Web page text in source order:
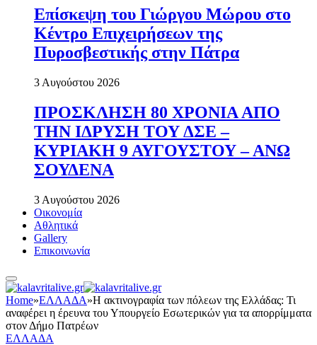
Επίσκεψη του Γιώργου Μώρου στο
Κέντρο Επιχειρήσεων της
Πυροσβεστικής στην Πάτρα
3 Αυγούστου 2026
ΠΡΟΣΚΛΗΣΗ 80 ΧΡΟΝΙΑ ΑΠΟ
ΤΗΝ ΙΔΡΥΣΗ ΤΟΥ ΔΣΕ –
ΚΥΡΙΑΚΗ 9 ΑΥΓΟΥΣΤΟΥ – ΑΝΩ
ΣΟΥΔΕΝΑ
3 Αυγούστου 2026
Οικονομία
Αθλητικά
Gallery
Επικοινωνία
Home»ΕΛΛΑΔΑ»Η ακτινογραφία των πόλεων της Ελλάδας: Τι
αναφέρει η έρευνα του Υπουργείο Εσωτερικών για τα απορρίμματα
στον Δήμο Πατρέων
ΕΛΛΑΔΑ